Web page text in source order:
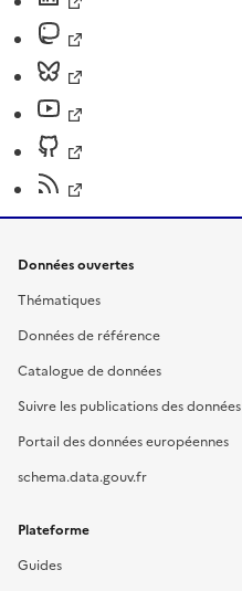
Données ouvertes
Thématiques
Données de référence
Catalogue de données
Suivre les publications des données
Portail des données européennes
schema.data.gouv.fr
Plateforme
Guides